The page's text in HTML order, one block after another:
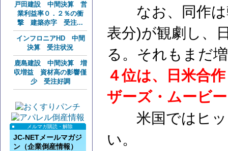
戸田建設 中間決算 営
業利益率０．２％の衝
撃 建築赤字 受注...
インフロニアHD 中間
決算 受注状況
鹿島建設 中間決算 増
収増益 資材高の影響僅
少 受注好調
メルマガ購読・解除
JC-NETメールマガジ
ン（企業倒産情報）
なお、同作は
表分)が観劇し、
る。それもまだ
４位は、日米合
ザーズ・ムービ
米国ではヒッ
い。